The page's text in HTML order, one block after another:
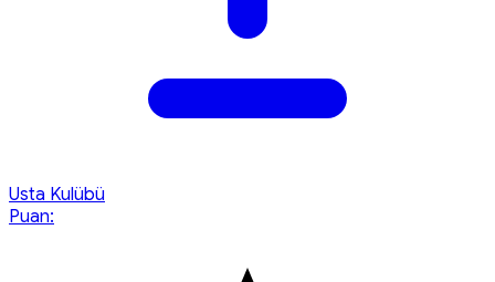
Usta Kulübü
Puan: